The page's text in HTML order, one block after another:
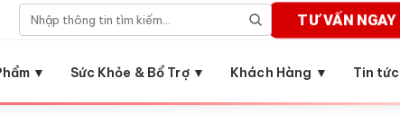
TƯ VẤN NGAY
▼ Sức Khỏe & Bổ Trợ ▼ Khách Hàng ▼ Tin tức